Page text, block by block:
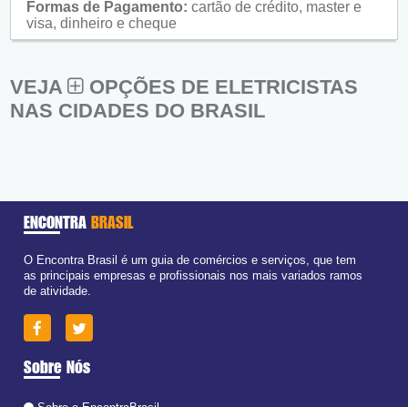
Formas de Pagamento: cartão de crédito, master e
visa, dinheiro e cheque
VEJA
OPÇÕES DE ELETRICISTAS
NAS CIDADES DO BRASIL
ENCONTRA BRASIL
O Encontra Brasil é um guia de comércios e serviços, que tem
as principais empresas e profissionais nos mais variados ramos
de atividade.
Sobre Nós